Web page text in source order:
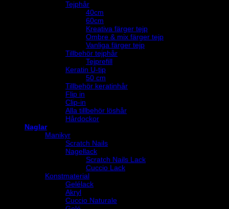
Tejphår
40cm
60cm
Kreativa färger tejp
Ombre & mix färger tejp
Vanliga färger tejp
Tillbehör tejphår
Tejprefill
Keratin U-tip
50 cm
Tillbehör keratinhår
Flip in
Clip-in
Alla tillbehör löshår
Hårdockor
Naglar
Manikyr
Scratch Nails
Nagellack
Scratch Nails Lack
Cuccio Lack
Konstmaterial
Gelélack
Akryl
Cuccio Naturale